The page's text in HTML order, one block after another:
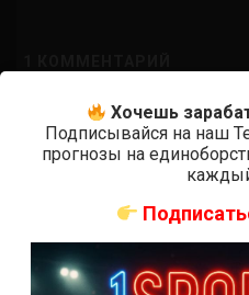
Анонимно 2
Ответить
Хочешь
Подписывайся на наш
прогнозы на